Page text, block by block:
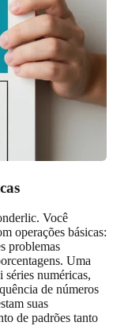
Você
operações básicas:
problemas
Uma
numéricas,
de números
suas
de padrões tanto